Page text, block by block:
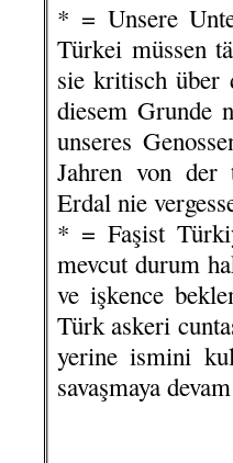
* = Unsere
Türkei müssen
sie kritisch über
diesem Grunde
unseres
Jahren vonder
Erdal nie
* = Faşist
mevcut durum
ve işkence
Türk askeri
yerine ismini
savaşmaya